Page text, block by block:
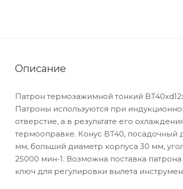
Описание
Патрон термозажимной тонкий
Патроны используются при
отверстие, а в результате его
термооправке. Конус BT40, посадочный
мм, больший диаметр корпуса 30 мм,
25000 мин-1. Возможна поставка
ключ для регулировки вылета